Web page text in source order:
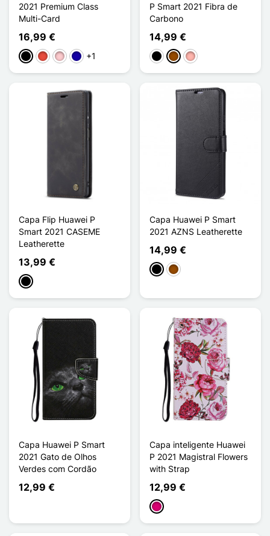
2021 Premium Class
Multi-Card
16,99 €
PretoVermelho
RosaAzul Escuro
+1
P Smart 2021 Fibra de
Carbono
14,99 €
PretoCastanhoOuro rosa
Capa Flip Huawei P
Smart 2021 CASEME
Leatherette
13,99 €
Preto
Capa Huawei P Smart
2021 AZNS Leatherette
14,99 €
PretoCastanho
Capa Huawei P Smart
2021 Gato de Olhos
Verdes com Cordão
12,99 €
Capa inteligente Huawei
P 2021 Magistral Flowers
with Strap
12,99 €
Magenta